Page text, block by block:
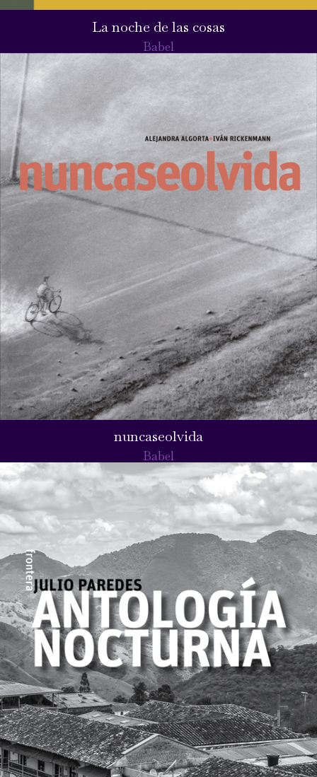
La noche de las cosas
Babel
nuncaseolvida
Babel